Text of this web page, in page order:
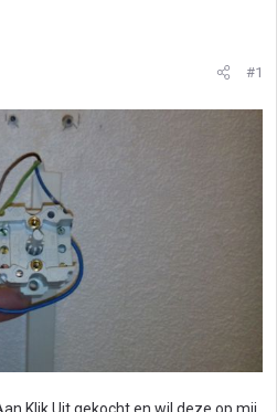
#1
Klik Uit gekocht en wil deze op mij